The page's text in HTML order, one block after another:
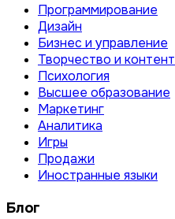
Программирование
Дизайн
Бизнес и управление
Творчество и контент
Психология
Высшее образование
Маркетинг
Аналитика
Игры
Продажи
Иностранные языки
Блог